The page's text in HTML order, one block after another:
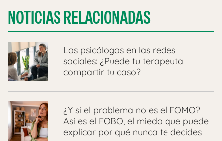
NOTICIAS RELACIONADAS
Los psicólogos en las redes
sociales: ¿Puede tu terapeuta
compartir tu caso?
¿Y si el problema no es el FOMO?
Así es el FOBO, el miedo que puede
explicar por qué nunca te decides